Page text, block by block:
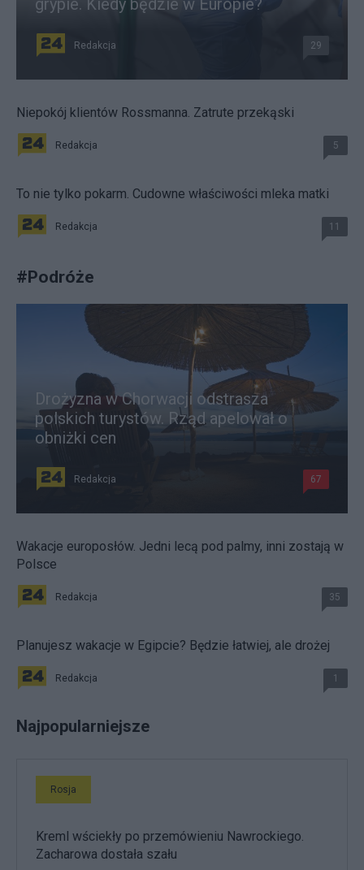
grypie. Kiedy będzie w Europie?
Redakcja 29
Niepokój klientów Rossmanna. Zatrute przekąski
Redakcja 5
To nie tylko pokarm. Cudowne właściwości mleka matki
Redakcja 11
#Podróże
Drożyzna w Chorwacji odstrasza
polskich turystów. Rząd apelował o
obniżki cen
Redakcja 67
Wakacje europosłów. Jedni lecą pod palmy, inni zostają w
Polsce
Redakcja 35
Planujesz wakacje w Egipcie? Będzie łatwiej, ale drożej
Redakcja 1
Najpopularniejsze
Rosja
Kreml wściekły po przemówieniu Nawrockiego.
Zacharowa dostała szału